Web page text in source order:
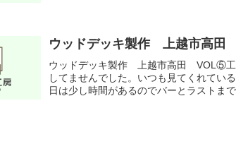
ウッドデッキ製作 上越市高
ウッドデッキ製作 上越市高田 VOL⑤工
してませんでした。いつも見てくれてい
日は少し時間があるのでバーとラストま